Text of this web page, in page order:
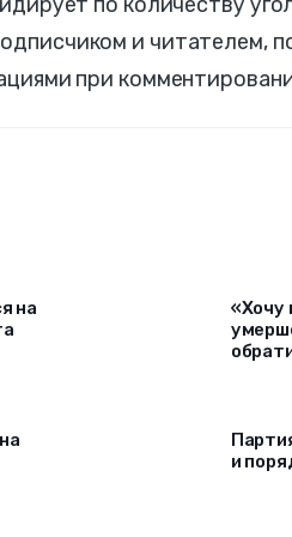
по количеству
и читателем,
при
на
«Хочу
и